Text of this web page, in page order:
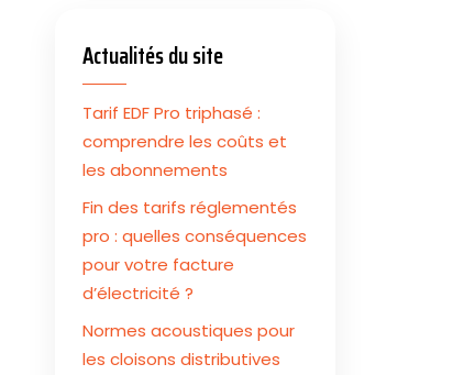
Actualités du site
Tarif EDF Pro triphasé :
comprendre les coûts et
les abonnements
Fin des tarifs réglementés
pro : quelles conséquences
pour votre facture
d’électricité ?
Normes acoustiques pour
les cloisons distributives